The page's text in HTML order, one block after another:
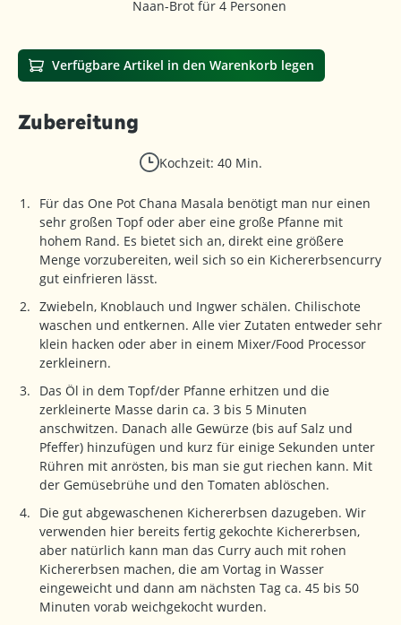
Naan-Brot für 4 Personen
Verfügbare Artikel in den Warenkorb legen
Zubereitung
Kochzeit: 40 Min.
Für das One Pot Chana Masala benötigt man nur einen
sehr großen Topf oder aber eine große Pfanne mit
hohem Rand. Es bietet sich an, direkt eine größere
Menge vorzubereiten, weil sich so ein Kichererbsencurry
gut einfrieren lässt.
Zwiebeln, Knoblauch und Ingwer schälen. Chilischote
waschen und entkernen. Alle vier Zutaten entweder sehr
klein hacken oder aber in einem Mixer/Food Processor
zerkleinern.
Das Öl in dem Topf/der Pfanne erhitzen und die
zerkleinerte Masse darin ca. 3 bis 5 Minuten
anschwitzen. Danach alle Gewürze (bis auf Salz und
Pfeffer) hinzufügen und kurz für einige Sekunden unter
Rühren mit anrösten, bis man sie gut riechen kann. Mit
der Gemüsebrühe und den Tomaten ablöschen.
Die gut abgewaschenen Kichererbsen dazugeben. Wir
verwenden hier bereits fertig gekochte Kichererbsen,
aber natürlich kann man das Curry auch mit rohen
Kichererbsen machen, die am Vortag in Wasser
eingeweicht und dann am nächsten Tag ca. 45 bis 50
Minuten vorab weichgekocht wurden.